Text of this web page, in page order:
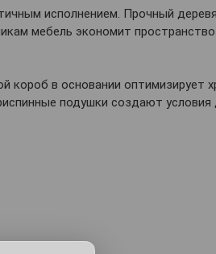
исполнением. Прочный
мебель экономит
в основании оптимизирует
подушки создают условия